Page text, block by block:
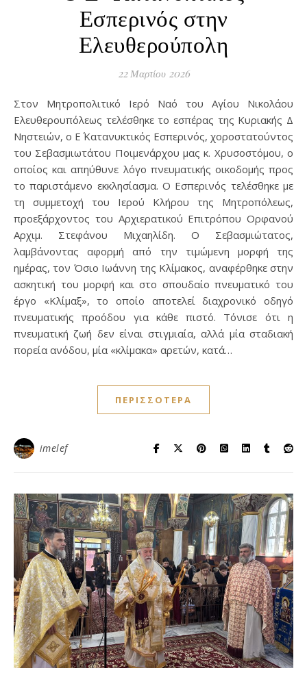
Εσπερινός στην
Ελευθερούπολη
22 Μαρτίου 2026
Στον Μητροπολιτικό Ιερό Ναό του Αγίου Νικολάου
Ελευθερουπόλεως τελέσθηκε το εσπέρας της Κυριακής Δ΄
Νηστειών, ο Ε΄ Κατανυκτικός Εσπερινός, χοροστατούντος
του Σεβασμιωτάτου Ποιμενάρχου μας κ. Χρυσοστόμου, ο
οποίος και απηύθυνε λόγο πνευματικής οικοδομής προς
το παριστάμενο εκκλησίασμα. Ο Εσπερινός τελέσθηκε με
τη συμμετοχή του Ιερού Κλήρου της Μητροπόλεως,
προεξάρχοντος του Αρχιερατικού Επιτρόπου Ορφανού
Αρχιμ. Στεφάνου Μιχαηλίδη. Ο Σεβασμιώτατος,
λαμβάνοντας αφορμή από την τιμώμενη μορφή της
ημέρας, τον Όσιο Ιωάννη της Κλίμακος, αναφέρθηκε στην
ασκητική του μορφή και στο σπουδαίο πνευματικό του
έργο «Κλίμαξ», το οποίο αποτελεί διαχρονικό οδηγό
πνευματικής προόδου για κάθε πιστό. Τόνισε ότι η
πνευματική ζωή δεν είναι στιγμιαία, αλλά μία σταδιακή
πορεία ανόδου, μία «κλίμακα» αρετών, κατά…
ΠΕΡΙΣΣΌΤΕΡΑ
imelef